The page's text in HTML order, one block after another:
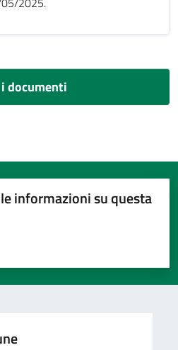
documenti
informazioni su questa
su 5
su 5